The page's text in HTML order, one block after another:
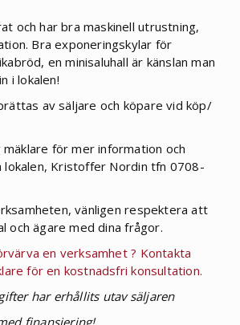
och har bra maskinell utrustning,
Bra exponeringskylar för
en minisaluhall är känslan man
i lokalen!
av säljare och köpare vid köp/
för mer information och
lokalen, Kristoffer Nordin tfn 0708-
vänligen respektera att
och ägare med dina frågor.
en verksamhet ? Kontakta
för en kostnadsfri konsultation.
har erhållits utav säljaren
finansiering!